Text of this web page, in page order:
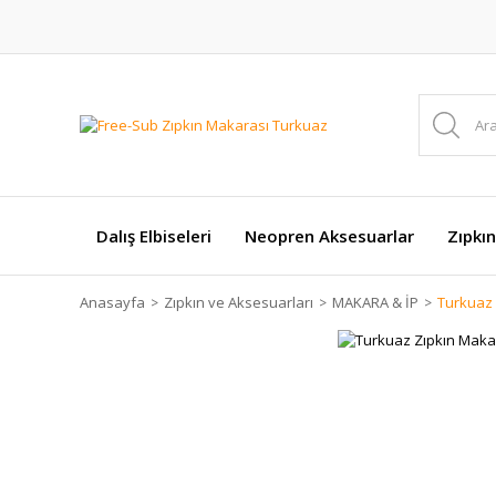
Dalış Elbiseleri Neopren Aksesuarlar
Anasayfa Zıpkın ve Aksesuarları MAKARA & İP Turkuaz